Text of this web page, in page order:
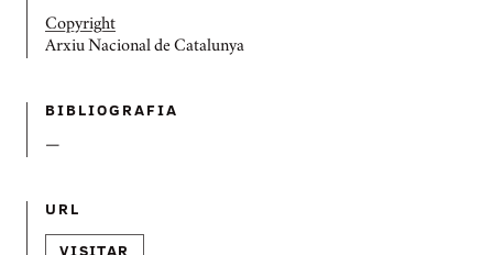
Copyright
Arxiu Nacional de Catalunya
BIBLIOGRAFIA
—
URL
VISITAR